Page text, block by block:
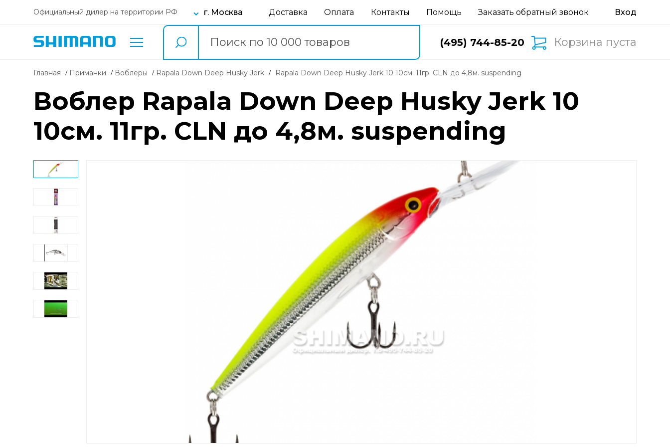
Официальный дилер на территории РФ г. Москва Доставка Оплата Контакты Помощь Заказать обратный звонок
(495) 744-85-20 Корзина пуста
Главная Приманки воблеры Rapala Down Deep Husky Jerk Rapala Down Deep Husky Jerk 10 10см. 11гр. CLN до 4,8м. suspending
Воблер Rapala Down Deep Husky Jerk 10
10см. 11гр. CLN до 4,8м. suspending